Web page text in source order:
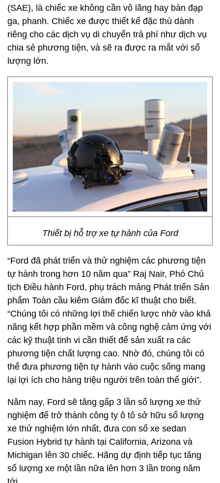
(SAE), là chiếc xe không cần vô lăng hay bàn đạp
ga, phanh. Chiếc xe được thiết kế đặc thù dành
riêng cho các dịch vụ di chuyển trả phí như dịch vụ
chia sẻ phương tiện, và sẽ ra được ra mắt với số
lượng lớn.
Thiết bị hỗ trợ xe tự hành của Ford
“Ford đã phát triển và thử nghiệm các phương tiện
tự hành trong hơn 10 năm qua” Raj Nair, Phó Chủ
tịch Điều hành Ford, phụ trách mảng Phát triển Sản
phẩm Toàn cầu kiêm Giám đốc kĩ thuật cho biết.
“Chúng tôi có những lợi thế chiến lược nhờ vào khả
năng kết hợp phần mềm và công nghệ cảm ứng với
các kỹ thuật tinh vi cần thiết để sản xuất ra các
phương tiện chất lượng cao. Nhờ đó, chúng tôi có
thể đưa phương tiện tự hành vào cuộc sống mang
lại lợi ích cho hàng triệu người trên toàn thế giới”.
Năm nay, Ford sẽ tăng gấp 3 lần số lượng xe thử
nghiệm để trở thành công ty ô tô sở hữu số lượng
xe thử nghiệm lớn nhất, đưa con số xe sedan
Fusion Hybrid tự hành tại California, Arizona và
Michigan lên 30 chiếc. Hãng dự định tiếp tục tăng
số lượng xe một lần nữa lên hơn 3 lần trong năm